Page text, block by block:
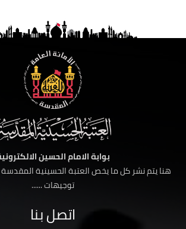
بوابة الامام الحسين
هنا يتم نشر كل ما يخص العتبة الحسينية
توجيهات ......
اتصل بنا